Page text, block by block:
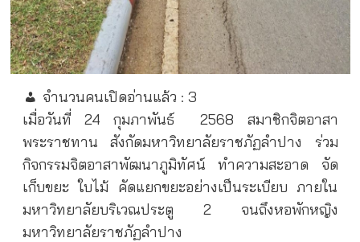
จำนวนคนเปิดอ่านแล้ว : 3
เมื่อวันที่ 24 กุมภาพันธ์
2568 สมาชิกจิตอาสา
พระราชทาน สังกัดมหาวิทยาลัยราชภัฏลำปาง ร่วม
กิจกรรมจิตอาสาพัฒนาภูมิทัศน์ ทำความสะอาด จัด
เก็บขยะ ใบไม้ คัดแยกขยะอย่างเป็นระเบียบ ภายใน
มหาวิทยาลัยบริเวณประตู 2 จนถึงหอพักหญิง
มหาวิทยาลัยราชภัฏลำปาง